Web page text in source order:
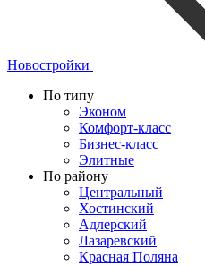
Новостройки
По типу
Эконом
Комфорт-класс
Бизнес-класс
Элитные
По району
Центральный
Хостинский
Адлерский
Лазаревский
Красная Поляна